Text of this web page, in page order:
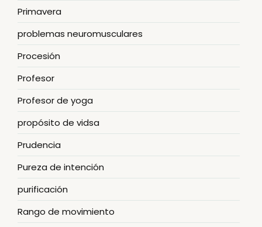
Primavera
problemas neuromusculares
Procesión
Profesor
Profesor de yoga
propósito de vidsa
Prudencia
Pureza de intención
purificación
Rango de movimiento